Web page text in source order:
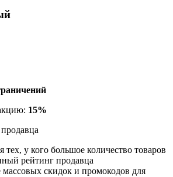
15%
тех, у кого большое количество товаров
рейтинг продавца
массовых скидок и промокодов для